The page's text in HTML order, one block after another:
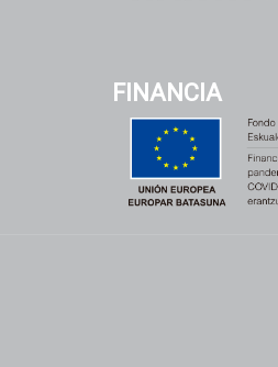
FINANCIA